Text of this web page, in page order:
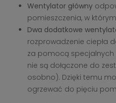
Wentylator główny
pomieszczenia, w
Dwa dodatkowe
rozprowadzenie ciepła
za pomocą specjalnych
nie są dołączone do
osobno). Dzięki temu
ogrzewać do pięciu